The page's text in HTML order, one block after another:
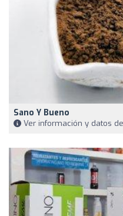
Sano Y Bueno
Ver información y datos